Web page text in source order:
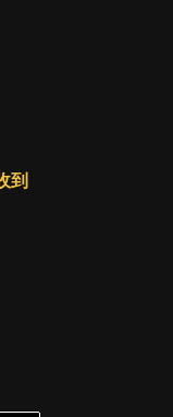
到